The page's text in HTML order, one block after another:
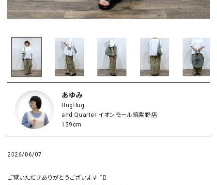
あゆみ
HugHug
and Quarter イオンモール筑紫野店
159cm
2026/06/07
ご覧いただきありがとうございます ¨̮⃝